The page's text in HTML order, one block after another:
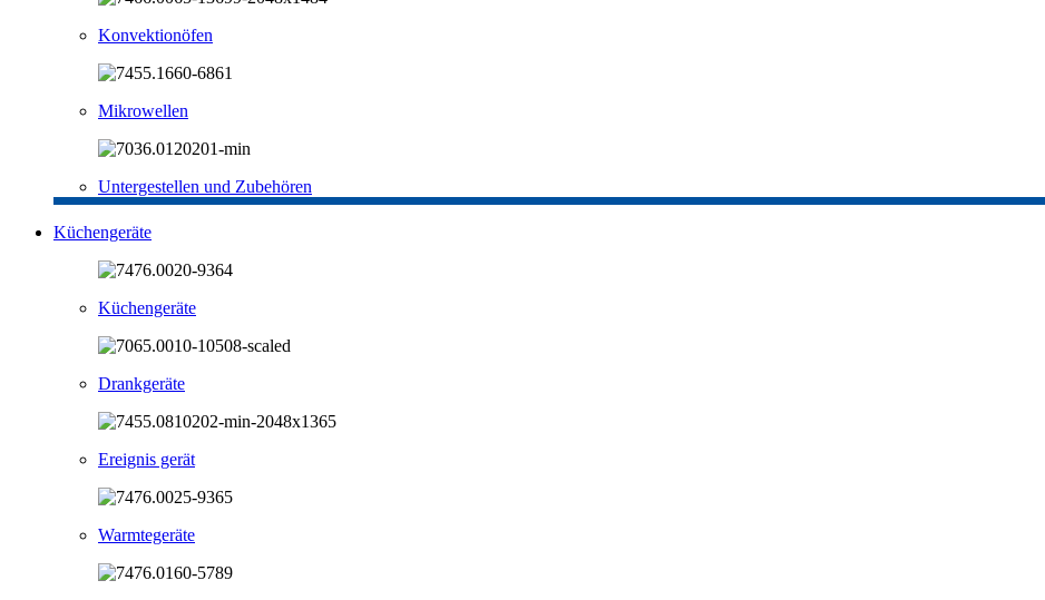
Konvektionöfen
Mikrowellen
Untergestellen und Zubehören
Küchengeräte
Küchengeräte
Drankgeräte
Ereignis gerät
Warmtegeräte